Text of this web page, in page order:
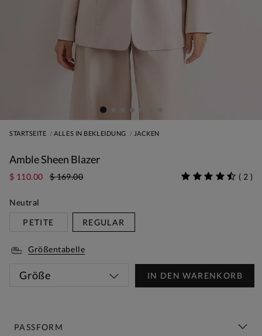
STARTSEITE ALLES IN BEKLEIDUNG JACKEN
Amble Sheen Blazer
$ 110.00 $ 169.00 ( 2 )
Neutral
PETITE
REGULAR
Größentabelle
Größe IN DEN WARENKORB
PASSFORM